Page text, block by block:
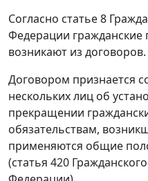
Согласно статье 8
Федерации гражданские
возникают из договоров.
Договором признается
нескольких лиц об
прекращении
обязательствам,
применяются общие
(статья 420